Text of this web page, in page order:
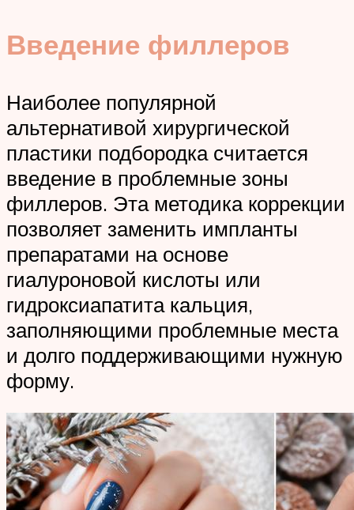
Введение филлеров
Наиболее популярной
альтернативой хирургической
пластики подбородка считается
введение в проблемные зоны
филлеров. Эта методика коррекции
позволяет заменить импланты
препаратами на основе
гиалуроновой кислоты или
гидроксиапатита кальция,
заполняющими проблемные места
и долго поддерживающими нужную
форму.